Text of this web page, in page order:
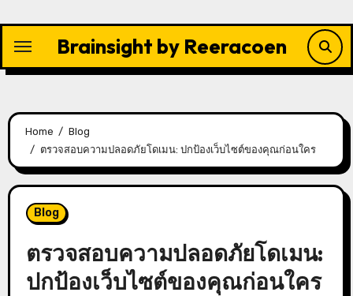
content
Brainsight by Reeracoen
Home
Blog
ตรวจสอบความปลอดภัยโดเมน: ปกป้องเว็บไซต์ของคุณก่อนใคร
Blog
ตรวจสอบความปลอดภัยโดเมน:
ปกป้องเว็บไซต์ของคุณก่อนใคร